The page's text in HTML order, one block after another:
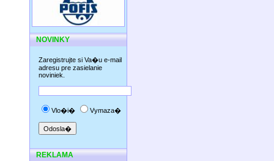
NOVINKY
Zaregistrujte si Va�u e-mail
adresu pre zasielanie
noviniek.
Vlo�i� Vymaza�
REKLAMA